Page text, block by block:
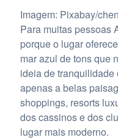
Imagem: Pixabay/
Para muitas pessoas
porque o lugar
mar azul de tons que
ideia de
apenas a belas
shoppings, resorts
dos cassinos e dos
lugar mais moderno.